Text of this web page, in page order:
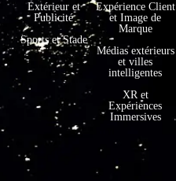
Extérieur et
Publicité
Sports et Stade
Expérience Client
et Image de
Marque
Médias extérieurs
et villes
intelligentes
XR et
Expériences
Immersives